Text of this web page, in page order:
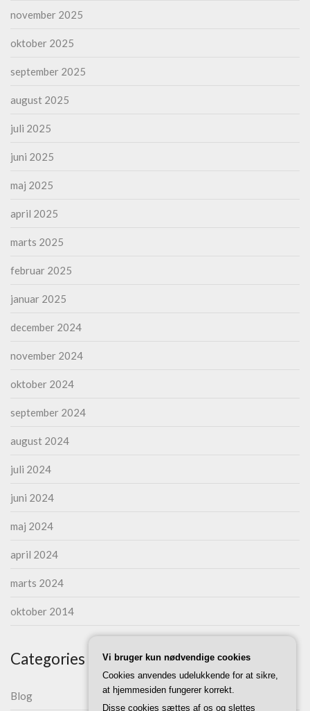
november 2025
oktober 2025
september 2025
august 2025
juli 2025
juni 2025
maj 2025
april 2025
marts 2025
februar 2025
januar 2025
december 2024
november 2024
oktober 2024
september 2024
august 2024
juli 2024
juni 2024
maj 2024
april 2024
marts 2024
oktober 2014
Categories
Blog
Vi bruger kun nødvendige cookies
Cookies anvendes udelukkende for at sikre,
at hjemmesiden fungerer korrekt.
Disse cookies sættes af os og slettes